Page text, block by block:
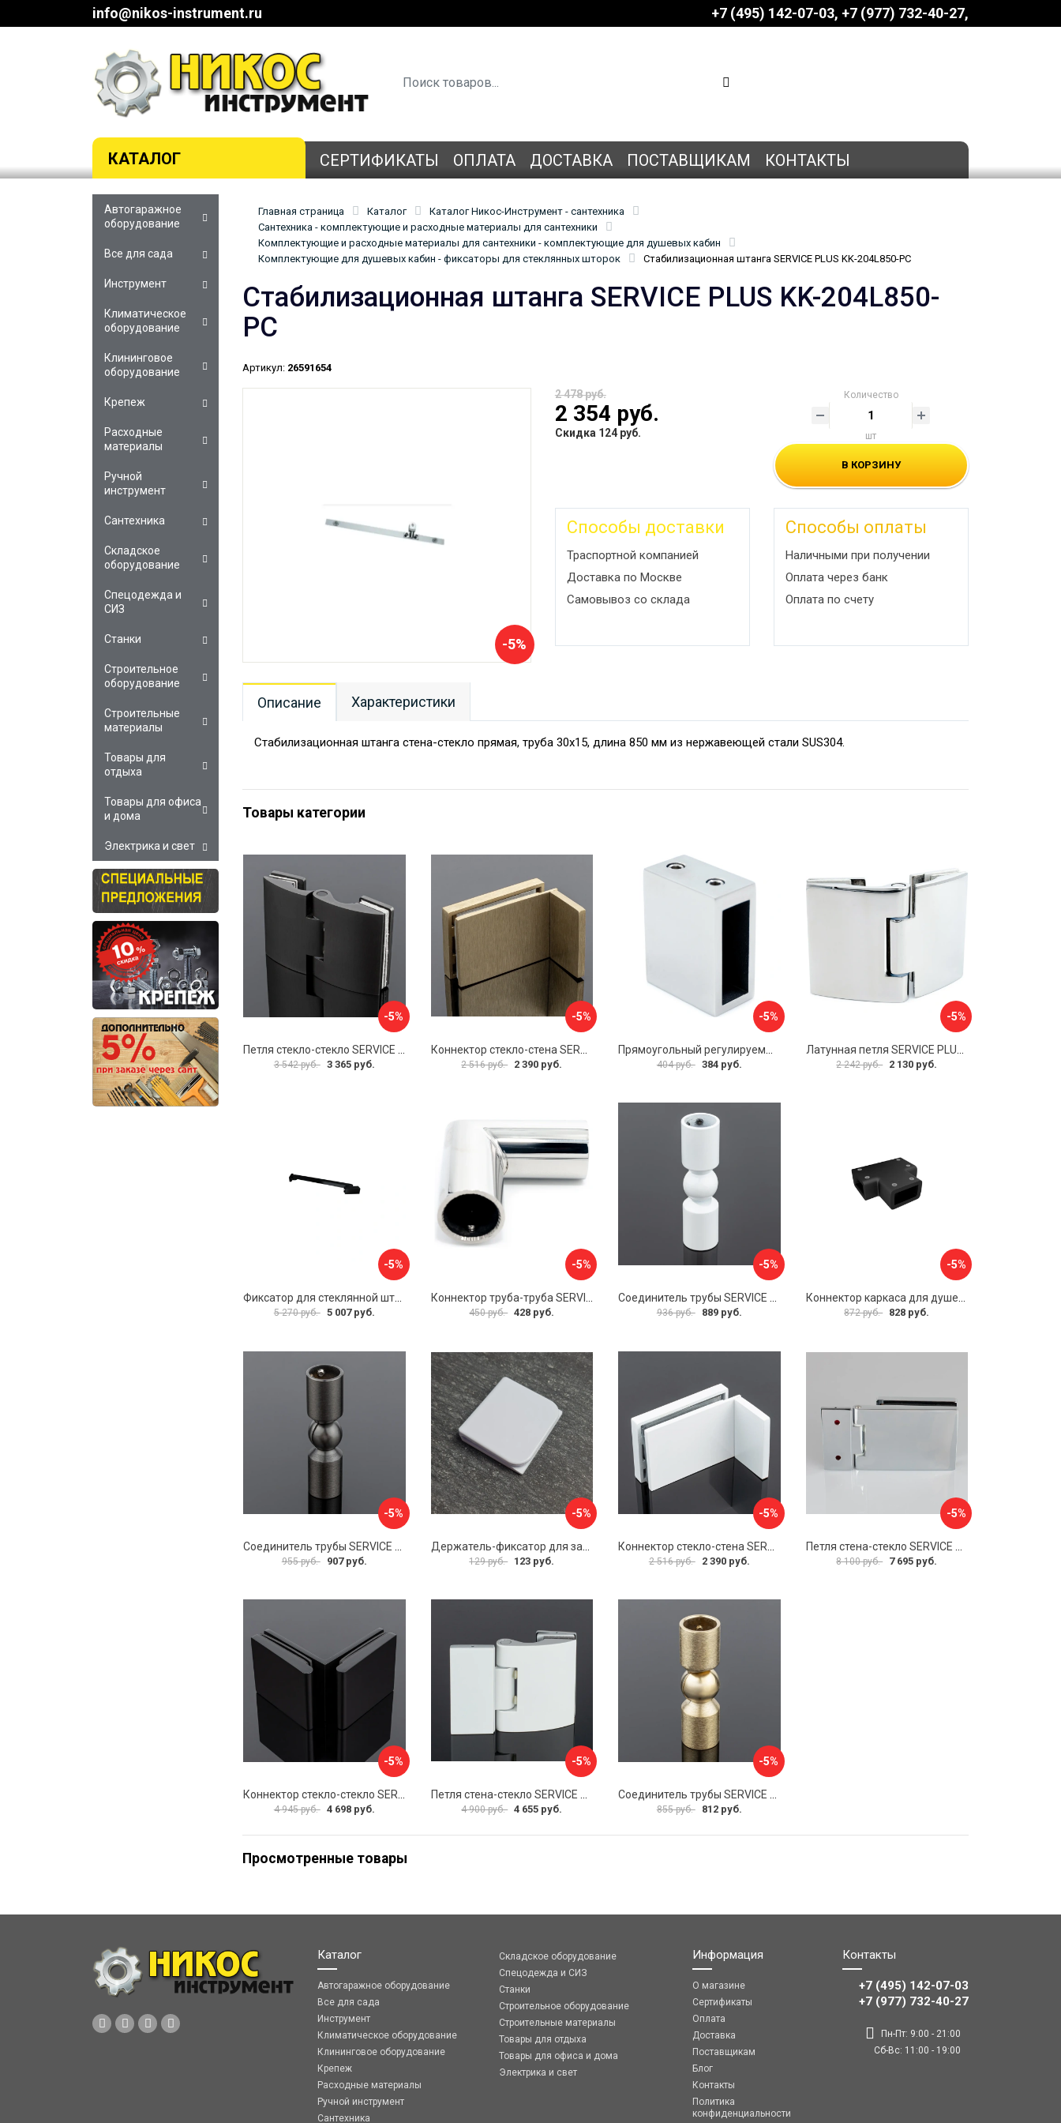
info@nikos-instrument.ru +7 (495) 142-07-03 ‎‎+7 (977) 732-40-27
КАТАЛОГ СЕРТИФИКАТЫ ОПЛАТА ДОСТАВКА ПОСТАВЩИКАМ КОНТАКТЫ
Главная страница Каталог
Каталог Никос-Инструмент - сантехника
Сантехника - комплектующие и расходные материалы для сантехники
Комплектующие и расходные материалы для сантехники - комплектующие для душевых кабин
Комплектующие для душевых кабин - фиксаторы для стеклянных шторок
Стабилизационная штанга SERVICE PLUS KK-204L850-PC
Стабилизационная штанга SERVICE PLUS KK-204L850-
PC
Артикул: 26591654
-5%
2 478 руб.
2 354 руб.
Скидка 124 руб.
Количество
шт
В КОРЗИНУ
Способы доставки
Траспортной компанией
Доставка по Москве
Самовывоз со склада
Способы оплаты
Наличными при получении
Оплата через банк
Оплата по счету
Описание Характеристики
Стабилизационная штанга стена-стекло прямая, труба 30х15, длина 850 мм из нержавеющей стали SUS304.
Товары категории
-5%
3 542 руб. 3 365 руб.
-5%
2 516 руб. 2 390 руб.
-5%
404 руб. 384 руб.
-5%
2 242 руб. 2 130 руб.
-5%
Фиксатор для стеклянной шторки WasserKraft D265
5 270 руб. 5 007 руб.
-5%
Коннектор труба-труба SERVICE PLUS CK-502D19-PC
450 руб. 428 руб.
-5%
Соединитель трубы SERVICE PLUS S02-511WM/sus304
936 руб. 889 руб.
-5%
Коннектор каркаса для душевой перегородки Walk In IDDIS Slide SLI1BS0i23
872 руб. 828 руб.
-5%
955 руб. 907 руб.
-5%
129 руб. 123 руб.
-5%
2 516 руб. 2 390 руб.
-5%
8 100 руб. 7 695 руб.
-5%
4 945 руб. 4 698 руб.
-5%
4 900 руб. 4 655 руб.
-5%
855 руб. 812 руб.
Просмотренные товары
Автогаражное
оборудование
Все для сада
Инструмент
Климатическое
оборудование
Клининговое
оборудование
Крепеж
Расходные
материалы
Ручной
инструмент
Сантехника
Складское
оборудование
Спецодежда и
СИЗ
Станки
Строительное
оборудование
Строительные
материалы
Товары для
отдыха
Товары для офиса
и дома
Электрика и свет
Каталог
Автогаражное оборудование
Все для сада
Инструмент
Климатическое оборудование
Клининговое оборудование
Крепеж
Расходные материалы
Ручной инструмент
Сантехника
Складское оборудование
Спецодежда и СИЗ
Станки
Строительное оборудование
Строительные материалы
Товары для отдыха
Товары для офиса и дома
Электрика и свет
Информация
О магазине
Сертификаты
Оплата
Доставка
Поставщикам
Блог
Контакты
Политика
конфиденциальности
Контакты
+7 (495) 142-07-03
‎‎+7 (977) 732-40-27
Пн-Пт: 9:00 - 21:00
Сб-Вс: 11:00 - 19:00